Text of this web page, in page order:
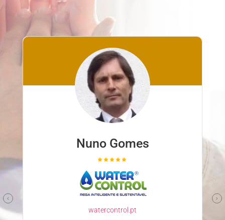
Nuno Gomes
watercontrol.pt